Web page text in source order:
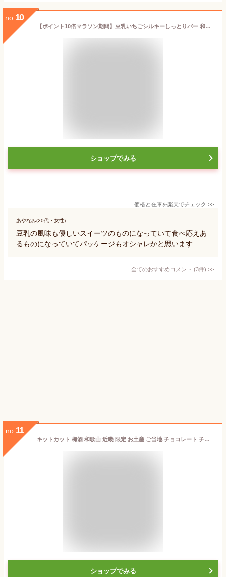
no. 10
【ポイント10倍マラソン期間】豆乳いちごシルキーしっとりバー 和歌山 お土産 粗品 おみやげ お菓子 洋菓子 チョコレート ショコラクッキー プレゼント かわいい パッケージ 人気商品 包装不可
ショップでみる
価格と在庫を楽天でチェック >>
あやなみ(20代・女性)
豆乳の風味も優しいスイーツのものになっていて食べ応えあ
るものになっていてパッケージもオシャレかと思います
全てのおすすめコメント (3件) >
no. 11
キットカット 梅酒 和歌山 近畿 限定 お土産 ご当地 チョコレート チョコ
ショップでみる